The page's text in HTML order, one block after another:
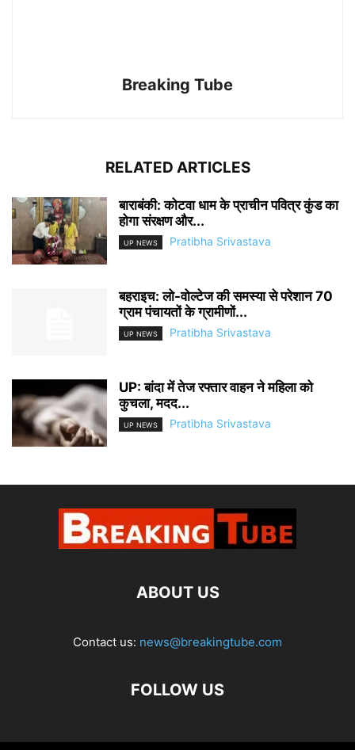
Breaking Tube
RELATED ARTICLES
बाराबंकी: कोटवा धाम के प्राचीन पवित्र कुंड का
होगा संरक्षण और...
UP NEWS Pratibha Srivastava
बहराइच: लो-वोल्टेज की समस्या से परेशान 70
ग्राम पंचायतों के ग्रामीणों...
UP NEWS Pratibha Srivastava
UP: बांदा में तेज रफ्तार वाहन ने महिला को
कुचला, मदद...
UP NEWS Pratibha Srivastava
ABOUT US
Contact us: news@breakingtube.com
FOLLOW US